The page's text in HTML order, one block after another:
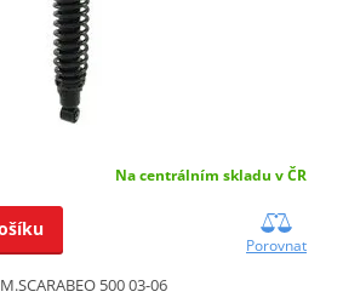
Na centrálním skladu v ČR
Porovnat
500 03-06